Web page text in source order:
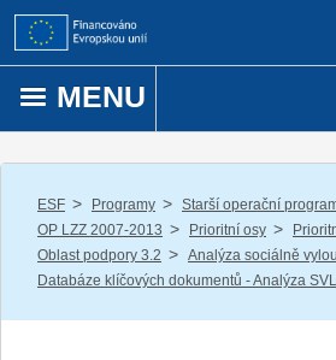
Přejít k obsahu
MENU
ESF / Programy / Starší operační
OP LZZ 2007-2013 / Prioritní osy /
Oblast podpory 3.2 / Analýza sociálně
Databáze klíčových dokumentů - Analýza